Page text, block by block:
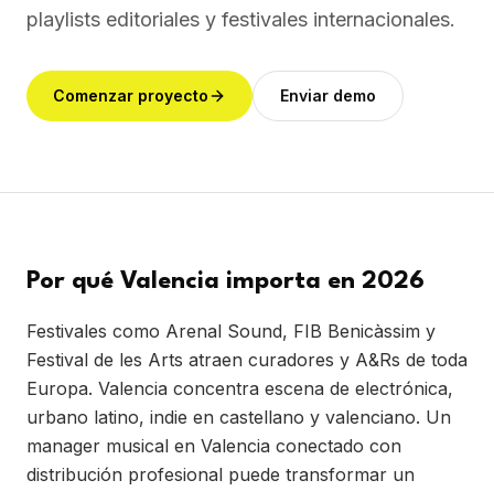
playlists editoriales y festivales internacionales.
Comenzar proyecto Enviar demo
Por qué Valencia importa en 2026
Festivales como Arenal Sound, FIB Benicàssim y
Festival de les Arts atraen curadores y A&Rs de toda
Europa. Valencia concentra escena de electrónica,
urbano latino, indie en castellano y valenciano. Un
manager musical en Valencia conectado con
distribución profesional puede transformar un